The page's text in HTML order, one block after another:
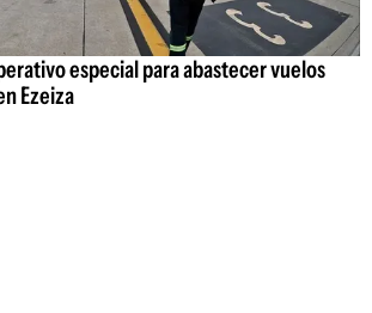
especial para abastecer vuelos
Ezeiza